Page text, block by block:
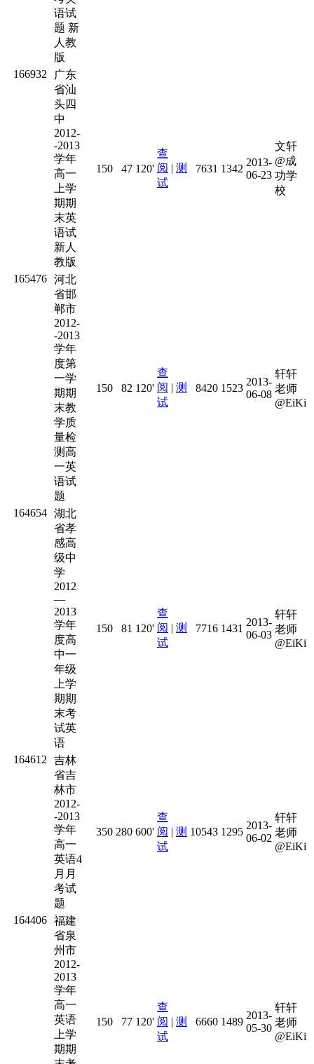
语试
题 新
人教
版
166932
广东
省汕
头四
中
2012-
-2013
学年
高一
上学
期期
末英
语试
新人
教版
150 47 120'
查
阅 | 测
试
7631 1342
2013-
06-23
文轩
@成
功学
校
165476 河北
省邯
郸市
2012-
-2013
学年
度第
一学
期期
末教
学质
量检
测高
一英
语试
题
150 82 120'
查
阅 | 测
试
8420 1523
2013-
06-08
轩轩
老师
@EiKi
164654 湖北
省孝
感高
级中
学
2012
—
2013
学年
度高
中一
年级
上学
期期
末考
试英
语
150 81 120'
查
阅 | 测
试
7716 1431
2013-
06-03
轩轩
老师
@EiKi
164612
吉林
省吉
林市
2012-
-2013
学年
高一
英语4
月月
考试
题
350 280 600'
查
阅 | 测
试
10543 1295
2013-
06-02
轩轩
老师
@EiKi
164406 福建
省泉
州市
2012-
2013
学年
高一
英语
上学
期期
150 77 120'
查
阅 | 测
试
6660 1489
2013-
05-30
轩轩
老师
@EiKi